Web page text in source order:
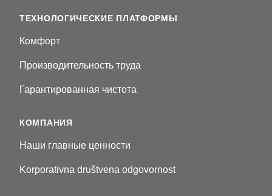
ТЕХНОЛОГИЧЕСКИЕ ПЛАТФОРМЫ
Комфорт
Производительность труда
Гарантированная чистота
КОМПАНИЯ
Наши главные ценности
Korporativna društvena odgovornost